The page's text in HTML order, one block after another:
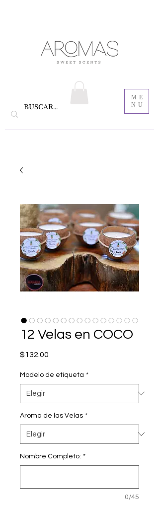
ME
NU
12 Velas en COCO
$132.00
Modelo de etiqueta *
Aroma de las Velas *
Nombre Completo: *
0/45